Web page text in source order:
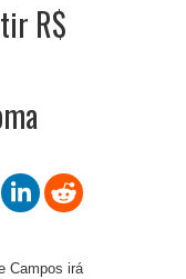
R$
Campos irá